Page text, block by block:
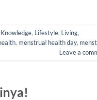
Knowledge, Lifestyle, Living,
, menstrual health day,
Leave a